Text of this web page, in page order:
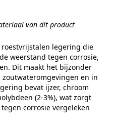
van dit product
roestvrijstalen legering die
weerstand tegen corrosie,
Dit maakt het bijzonder
en in
bevat ijzer, chroom
(2-3%), wat zorgt
corrosie vergeleken